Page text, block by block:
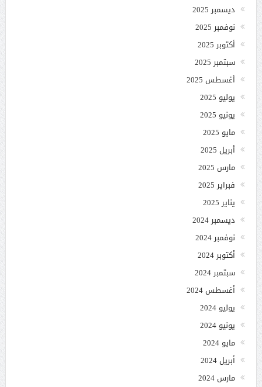
ديسمبر 2025
نوفمبر 2025
أكتوبر 2025
سبتمبر 2025
أغسطس 2025
يوليو 2025
يونيو 2025
مايو 2025
أبريل 2025
مارس 2025
فبراير 2025
يناير 2025
ديسمبر 2024
نوفمبر 2024
أكتوبر 2024
سبتمبر 2024
أغسطس 2024
يوليو 2024
يونيو 2024
مايو 2024
أبريل 2024
مارس 2024